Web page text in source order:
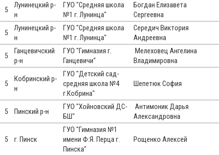
5
Лунинецкий р-
н
ГУО "Средняя школа
№1 г. Лунинца"
Богдан Елизавета
Сергеевна
5
Лунинецкий р-
н
ГУО "Средняя школа
№1 г. Лунинца"
Середич Виктория
Андреевна
5
Ганцевичский
р-н
ГУО "Гимназия г.
Ганцевичи"
Мелеховец Ангелина
Владимировна
5
Кобринский р-
н
ГУО "Детский сад-
средняя школа №4
г.Кобрина"
Шепетюк София
5 Пинский р-н
ГУО "Хойновский ДС-
БШ"
Антимоник Дарья
Александровна
5 г. Пинск
ГУО "Гимназия №1
имени Ф.Я. Перца г.
Пинска"
Рощенко Алексей